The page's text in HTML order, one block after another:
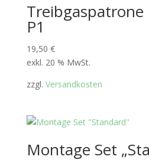
Treibgaspatrone
P1
19,50 €
exkl. 20 % MwSt.
zzgl. Versandkosten
Montage Set